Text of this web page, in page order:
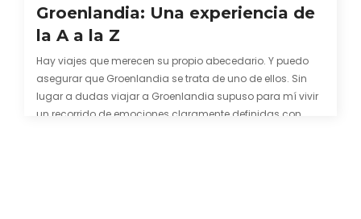
Groenlandia: Una experiencia de
la A a la Z
Hay viajes que merecen su propio abecedario. Y puedo
asegurar que Groenlandia se trata de uno de ellos. Sin
lugar a dudas viajar a Groenlandia supuso para mí vivir
un recorrido de emociones claramente definidas con